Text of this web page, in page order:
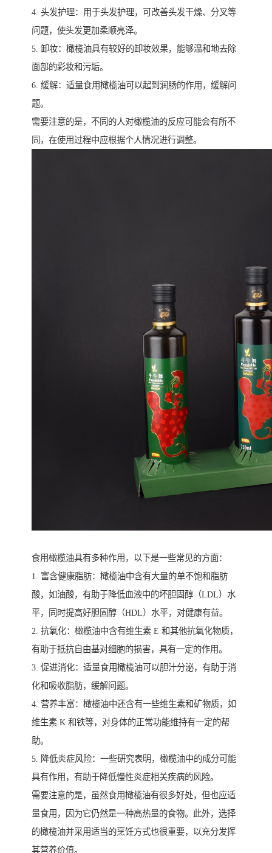
4. 头发护理：用于头发护理，可改善头发干燥、分叉等
问题，使头发更加柔顺亮泽。
5. 卸妆：橄榄油具有较好的卸妆效果，能够温和地去除
面部的彩妆和污垢。
6. 缓解：适量食用橄榄油可以起到润肠的作用，缓解问
题。
需要注意的是，不同的人对橄榄油的反应可能会有所不
同，在使用过程中应根据个人情况进行调整。
食用橄榄油具有多种作用，以下是一些常见的方面：
1. 富含健康脂肪：橄榄油中含有大量的单不饱和脂肪
酸，如油酸，有助于降低血液中的坏胆固醇（LDL）水
平，同时提高好胆固醇（HDL）水平，对健康有益。
2. 抗氧化：橄榄油中含有维生素 E 和其他抗氧化物质，
有助于抵抗自由基对细胞的损害，具有一定的作用。
3. 促进消化：适量食用橄榄油可以胆汁分泌，有助于消
化和吸收脂肪，缓解问题。
4. 营养丰富：橄榄油中还含有一些维生素和矿物质，如
维生素 K 和铁等，对身体的正常功能维持有一定的帮
助。
5. 降低炎症风险：一些研究表明，橄榄油中的成分可能
具有作用，有助于降低慢性炎症相关疾病的风险。
需要注意的是，虽然食用橄榄油有很多好处，但也应适
量食用，因为它仍然是一种高热量的食物。此外，选择
的橄榄油并采用适当的烹饪方式也很重要，以充分发挥
其营养价值。